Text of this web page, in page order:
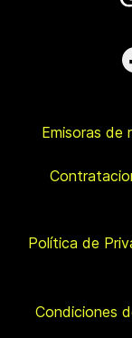
Emisoras de
Política de
Condiciones